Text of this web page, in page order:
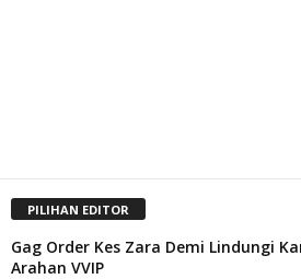
PILIHAN EDITOR
Gag Order Kes Zara Demi Lindungi
Arahan VVIP